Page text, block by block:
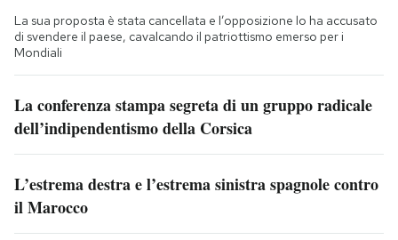
La sua proposta è stata cancellata e l’opposizione lo ha accusato
di svendere il paese, cavalcando il patriottismo emerso per i
Mondiali
La conferenza stampa segreta di un gruppo radicale
dell’indipendentismo della Corsica
L’estrema destra e l’estrema sinistra spagnole contro
il Marocco